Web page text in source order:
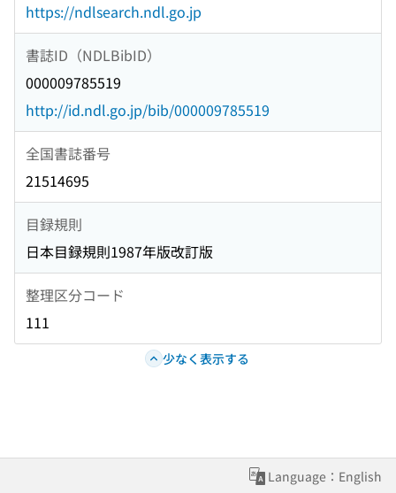
https://ndlsearch.ndl.go.jp
書誌ID（NDLBibID）
000009785519
http://id.ndl.go.jp/bib/000009785519
全国書誌番号
21514695
目録規則
日本目録規則1987年版改訂版
整理区分コード
111
少なく表示する
Language：English